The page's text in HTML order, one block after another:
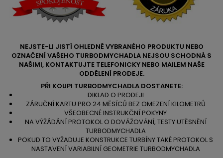
NEJSTE-LI JISTÍ OHLEDNĚ VYBRANÉHO PRODUKTU NEBO
OZNAČENÍ VAŠEHO TURBODMYCHADLA NEJSOU SCHODNÁ S
NAŠIMI, KONTAKTUJTE TELEFONICKY NEBO MAILEM NAŠE
ODDĚLENÍ PRODEJE.
PŘI KOUPI TURBODMYCHADLA DOSTANETE:
DIKLAD O PRODEJI
ZÁRUČNÍ KARTU PRO 24 MĚSÍCŮ BEZ OMEZENÍ KILOMETRŮ
VŠEOBECNÉ INSTRUKČNÍ POKYNY
NA VÝŽÁDÁNÍ PROTOKOL O DOVÁŽOVÁNÍ, TESTY UTĚSNĚNÍ
TURBODMYCHADLA
POKUD TO VYŽADUJE KONSTRUKCE TURBÍNY TAKÉ PROTOKOL S
NASTAVENÍ VARIABILNÍ GEOMETRIE TURBODMYCHADLA